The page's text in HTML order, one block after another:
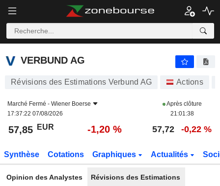
VERBUND AG
VERBUND AG
Révisions des Estimations Verbund AG Actions
Marché Fermé - Wiener Boerse
17:37:22 07/08/2026
Après clôture
21:01:38
57,85 EUR -1,20 % 57,72 -0,22 %
Synthèse Cotations Graphiques Actualités
Opinion des Analystes Révisions des Estimations